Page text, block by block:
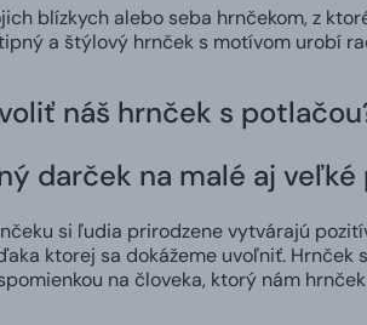
blízkych alebo seba hrnčekom, z
a štýlový hrnček s motívom urobí
náš hrnček s
darček na malé aj
si ľudia prirodzene vytvárajú
ktorej sa dokážeme uvoľniť.
na človeka, ktorý nám